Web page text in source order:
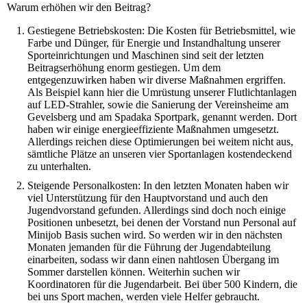
Warum erhöhen wir den Beitrag?
Gestiegene Betriebskosten: Die Kosten für Betriebsmittel, wie
Farbe und Dünger, für Energie und Instandhaltung unserer
Sporteinrichtungen und Maschinen sind seit der letzten
Beitragserhöhung enorm gestiegen. Um dem
entgegenzuwirken haben wir diverse Maßnahmen ergriffen.
Als Beispiel kann hier die Umrüstung unserer Flutlichtanlagen
auf LED-Strahler, sowie die Sanierung der Vereinsheime am
Gevelsberg und am Spadaka Sportpark, genannt werden. Dort
haben wir einige energieeffiziente Maßnahmen umgesetzt.
Allerdings reichen diese Optimierungen bei weitem nicht aus,
sämtliche Plätze an unseren vier Sportanlagen kostendeckend
zu unterhalten.
Steigende Personalkosten: In den letzten Monaten haben wir
viel Unterstützung für den Hauptvorstand und auch den
Jugendvorstand gefunden. Allerdings sind doch noch einige
Positionen unbesetzt, bei denen der Vorstand nun Personal auf
Minijob Basis suchen wird. So werden wir in den nächsten
Monaten jemanden für die Führung der Jugendabteilung
einarbeiten, sodass wir dann einen nahtlosen Übergang im
Sommer darstellen können. Weiterhin suchen wir
Koordinatoren für die Jugendarbeit. Bei über 500 Kindern, die
bei uns Sport machen, werden viele Helfer gebraucht.